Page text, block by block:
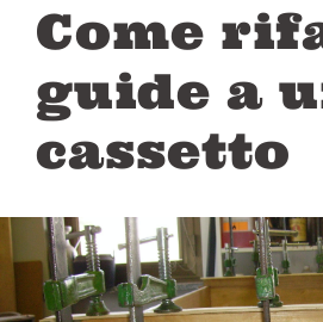
Come
guide a
cassetto